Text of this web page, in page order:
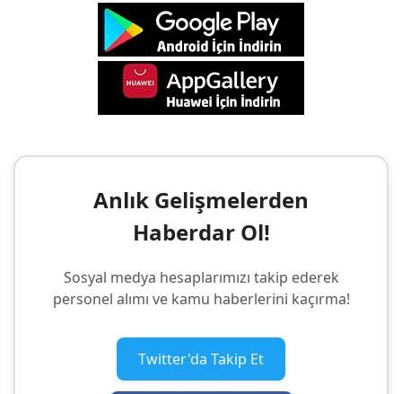
Anlık Gelişmelerden
Haberdar Ol!
Sosyal medya hesaplarımızı takip ederek
personel alımı ve kamu haberlerini kaçırma!
Twitter'da Takip Et